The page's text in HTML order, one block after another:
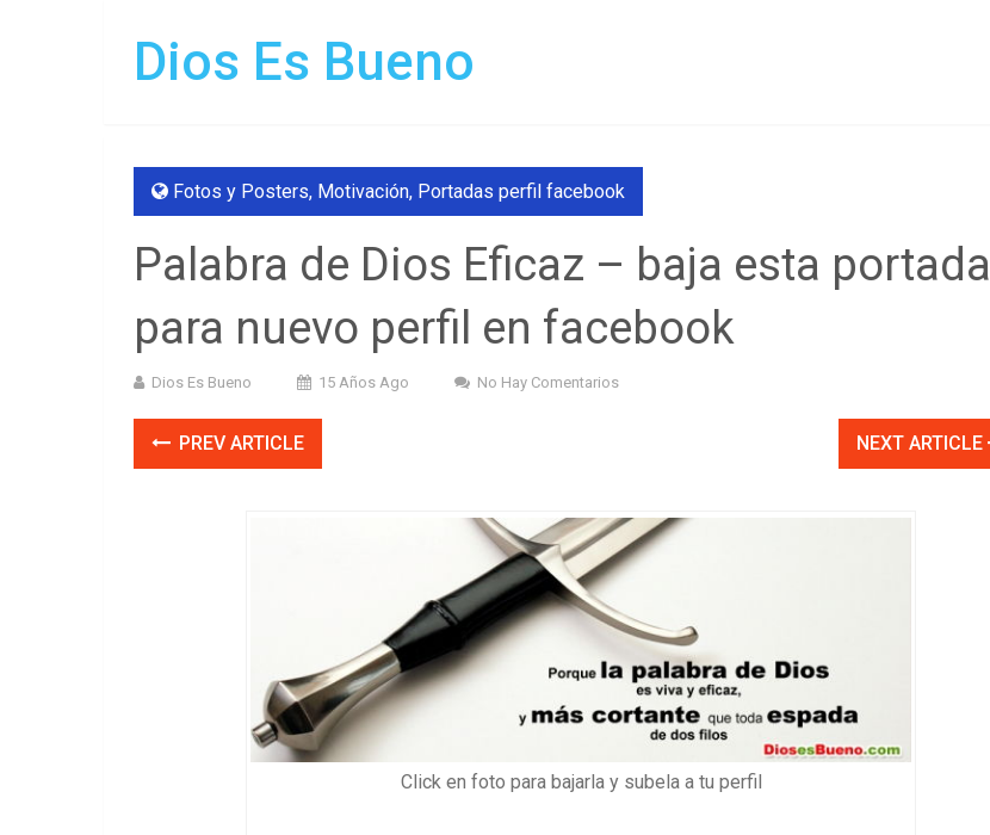
Dios Es Bueno
Fotos y Posters, Motivación, Portadas perfil facebook
Palabra de Dios Eficaz – baja esta portada
para nuevo perfil en facebook
Dios Es Bueno 15 Años Ago No Hay Comentarios
PREV ARTICLE NEXT ARTICLE
Click en foto para bajarla y subela a tu perfil